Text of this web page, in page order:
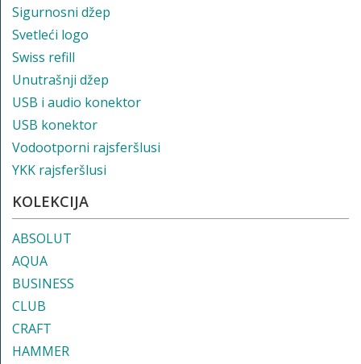
Sigurnosni džep
Svetleći logo
Swiss refill
Unutrašnji džep
USB i audio konektor
USB konektor
Vodootporni rajsferšlusi
YKK rajsferšlusi
KOLEKCIJA
ABSOLUT
AQUA
BUSINESS
CLUB
CRAFT
HAMMER